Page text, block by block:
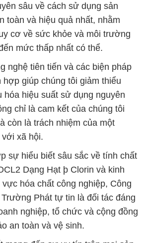
sâu về cách sử dụng sản
toàn và hiệu quả nhất, nhằm
cơ về sức khỏe và môi trường
mức thấp nhất có thể.
nghệ tiên tiến và các biện pháp
giúp chúng tôi giảm thiểu
hóa hiệu suất sử dụng nguyên
chỉ là cam kết của chúng tôi
còn là trách nhiệm của một
xã hội.
sự hiểu biết sâu sắc về tính chất
Dạng Hạt þ Clorin và kinh
hóa chất công nghiệp, Công
Phát tự tin là đối tác đáng
nghiệp, tổ chức và cộng đồng
an toàn và vệ sinh.